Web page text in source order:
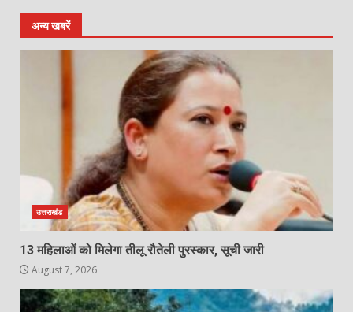
अन्य खबरें
उत्तराखंड
13 महिलाओं को मिलेगा तीलू रौतेली पुरस्कार, सूची जारी
August 7, 2026